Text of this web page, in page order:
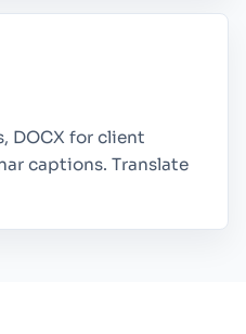
DOCX for client
captions. Translate